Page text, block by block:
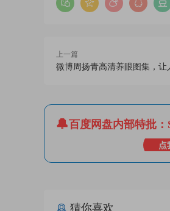
上一篇
微博周扬青高清养眼图集，让
百度网盘内部特批
猜你喜欢